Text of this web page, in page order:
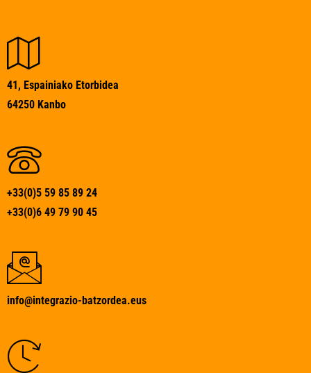
41, Espainiako Etorbidea
64250 Kanbo
+33(0)5 59 85 89 24
+33(0)6 49 79 90 45
info@integrazio-batzordea.eus